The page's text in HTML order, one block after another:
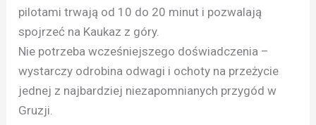
pilotami trwają od 10 do 20 minut i pozwalają
spojrzeć na Kaukaz z góry.
Nie potrzeba wcześniejszego doświadczenia –
wystarczy odrobina odwagi i ochoty na przeżycie
jednej z najbardziej niezapomnianych przygód w
Gruzji.